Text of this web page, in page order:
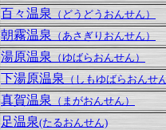
百々温泉 （どうどうおんせん）
朝霧温泉（あさぎりおんせん）
湯原温泉（ゆばらおんせん）
下湯原温泉（しもゆばらおんせ
真賀温泉 （まがおんせん）
足温泉(たるおんせん)